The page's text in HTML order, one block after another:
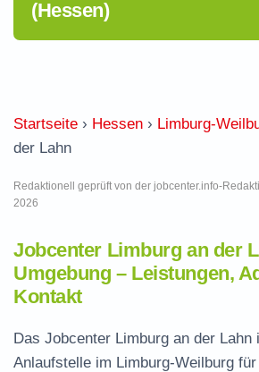
(Hessen)
Startseite › Hessen › Limburg-
der Lahn
Redaktionell geprüft von der jobcenter.info-
2026
Jobcenter Limburg an der
Umgebung – Leistungen,
Kontakt
Das Jobcenter Limburg an der Lahn
Anlaufstelle im Limburg-Weilburg für